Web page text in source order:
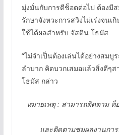
มุ่งมั่นกับการตีช็อตต่อไป ต้องมี
รักษาจังหวะการสวิงไม่เร่งจน
ใช้ได้ผลสำหรับ จัสติน โธมัส
“ไม่จำเป็นต้องเล่นได้อย่างสม
ลำบาก คิดบวกเสมอแล้วสิ่งดีๆ
โธมัส กล่าว
หมายเหตุ : สามารถติดตาม
และติดตามชมผลงานกา